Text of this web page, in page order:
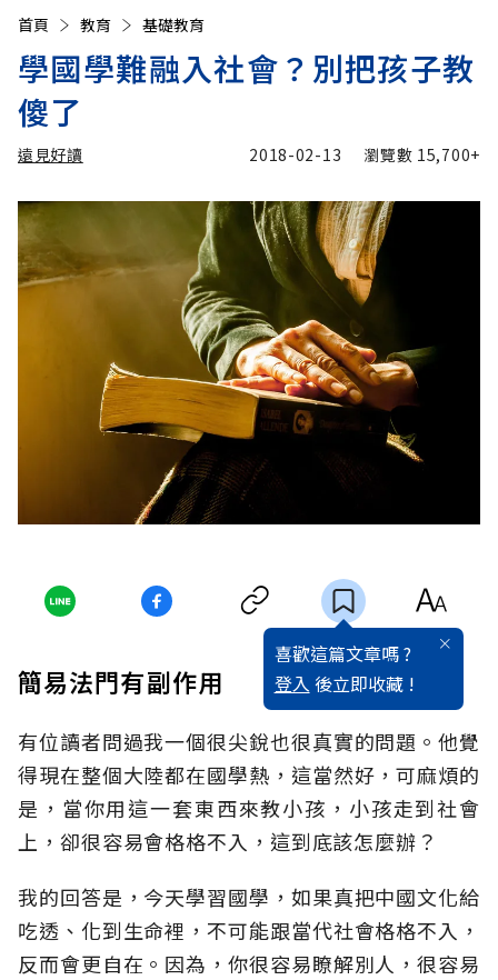
首頁 教育 基礎教育
學國學難融入社會？別把孩子教
傻了
遠見好讀 2018-02-13 瀏覽數 15,700+
喜歡這篇文章嗎 ?
登入 後立即收藏 !
簡易法門有副作用
有位讀者問過我一個很尖銳也很真實的問題。他覺
得現在整個大陸都在國學熱，這當然好，可麻煩的
是，當你用這一套東西來教小孩，小孩走到社會
上，卻很容易會格格不入，這到底該怎麼辦？
我的回答是，今天學習國學，如果真把中國文化給
吃透、化到生命裡，不可能跟當代社會格格不入，
反而會更自在。因為，你很容易瞭解別人，很容易